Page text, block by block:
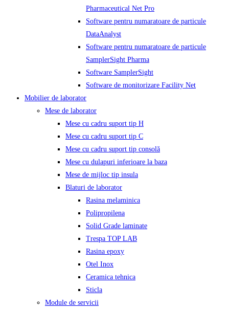
Pharmaceutical Net Pro
Software pentru numaratoare de particule
DataAnalyst
Software pentru numaratoare de particule
SamplerSight Pharma
Software SamplerSight
Software de monitorizare Facility Net
Mobilier de laborator
Mese de laborator
Mese cu cadru suport tip H
Mese cu cadru suport tip C
Mese cu cadru suport tip consolă
Mese cu dulapuri inferioare la baza
Mese de mijloc tip insula
Blaturi de laborator
Rasina melaminica
Polipropilena
Solid Grade laminate
Trespa TOP LAB
Rasina epoxy
Otel Inox
Ceramica tehnica
Sticla
Module de servicii